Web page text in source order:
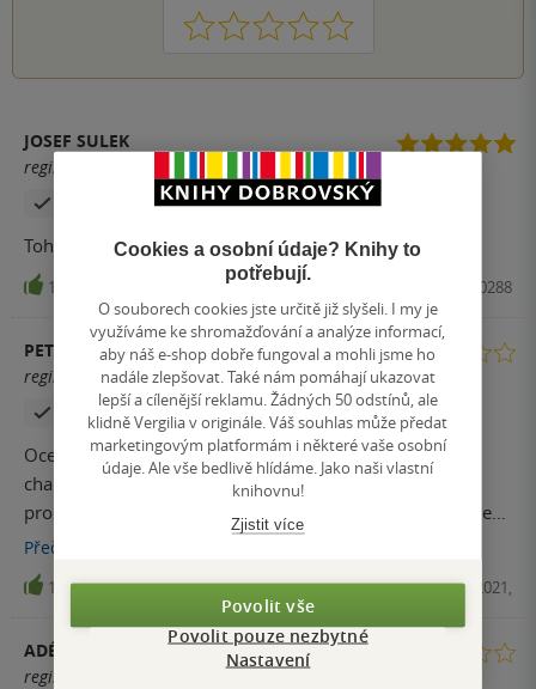
1 2 3 4 5
JOSEF SULEK
registrovaný uživatel
Zakoupil produkt
Tohle mi sedlo :)
16 Kniha, Fobos, 2021, 9788027700288
PETER
registrovaný uživatel
Zakoupil produkt
Ocekaval jsem od knizky vic. Chybela mi hlubsi
charakteristika postav, vetsi duraz na apokalypticke
prostredi a napeti. Sledovana linie byla zajimava ale zaver
me nepresvedcil. Jinak prijemne cteni.
Přečíst
15 E-kniha, Fobos, 2021,
ADÉLA ŠEBELOVÁ
registrovaný uživatel
Cookies a osobní údaje? Knihy to
potřebují.
O souborech cookies jste určitě již slyšeli. I my je
využíváme ke shromažďování a analýze informací,
aby náš e-shop dobře fungoval a mohli jsme ho
nadále zlepšovat. Také nám pomáhají ukazovat
lepší a cílenější reklamu. Žádných 50 odstínů, ale
klidně Vergilia v originále. Váš souhlas může předat
marketingovým platformám i některé vaše osobní
údaje. Ale vše bedlivě hlídáme. Jako naši vlastní
knihovnu!
Zjistit více
Povolit vše
Povolit pouze nezbytné
Nastavení